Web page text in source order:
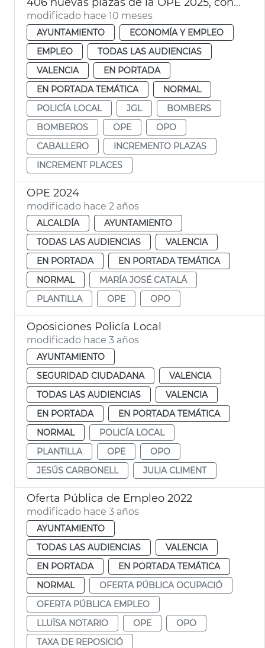
modificado hace 10 meses
AYUNTAMIENTO
ECONOMÍA Y EMPLEO
EMPLEO
TODAS LAS AUDIENCIAS
VALENCIA
EN PORTADA
EN PORTADA TEMÁTICA
NORMAL
POLICÍA LOCAL
JGL
BOMBERS
BOMBEROS
OPE
OPO
CABALLERO
INCREMENTO PLAZAS
INCREMENT PLACES
OPE 2024
modificado hace 2 años
ALCALDÍA
AYUNTAMIENTO
TODAS LAS AUDIENCIAS
VALENCIA
EN PORTADA
EN PORTADA TEMÁTICA
NORMAL
MARÍA JOSÉ CATALÁ
PLANTILLA
OPE OPO
Oposiciones Policía Local
modificado hace 3 años
AYUNTAMIENTO
SEGURIDAD CIUDADANA
VALENCIA
TODAS LAS AUDIENCIAS
VALENCIA
EN PORTADA
EN PORTADA TEMÁTICA
NORMAL
POLICÍA LOCAL
PLANTILLA
OPE
OPO
JESÚS CARBONELL
JULIA CLIMENT
Oferta Pública de Empleo 2022
modificado hace 3 años
AYUNTAMIENTO
TODAS LAS AUDIENCIAS
VALENCIA
EN PORTADA
EN PORTADA TEMÁTICA
NORMAL
OFERTA PÚBLICA OCUPACIÓ
OFERTA PÚBLICA EMPLEO
LLUÏSA NOTARIO
OPE
OPO
TAXA DE REPOSICIÓ